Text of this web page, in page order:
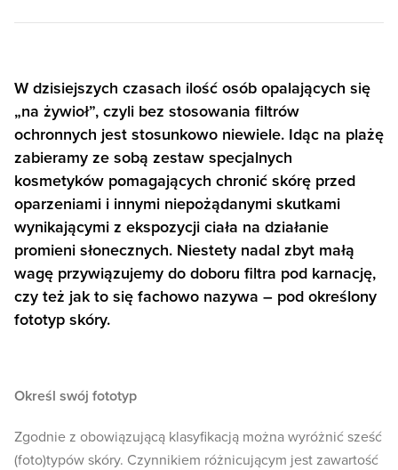
W dzisiejszych czasach ilość osób opalających się
„na żywioł”, czyli bez stosowania filtrów
ochronnych jest stosunkowo niewiele. Idąc na plażę
zabieramy ze sobą zestaw specjalnych
kosmetyków pomagających chronić skórę przed
oparzeniami i innymi niepożądanymi skutkami
wynikającymi z ekspozycji ciała na działanie
promieni słonecznych. Niestety nadal zbyt małą
wagę przywiązujemy do doboru filtra pod karnację,
czy też jak to się fachowo nazywa – pod określony
fototyp skóry.
Określ swój fototyp
Zgodnie z obowiązującą klasyfikacją można wyróżnić sześć
(foto)typów skóry. Czynnikiem różnicującym jest zawartość